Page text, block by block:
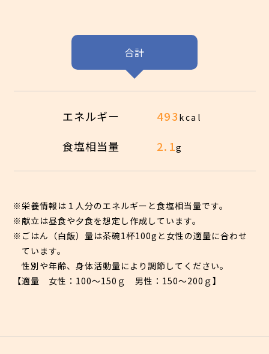
合計
エネルギー 493 kcal
食塩相当量 2.1g
※栄養情報は１人分のエネルギーと食塩相当量です。
※献立は昼食や夕食を想定し作成しています。
※ごはん（白飯）量は茶碗1杯100gと女性の適量に合わせ
ています。
性別や年齢、身体活動量により調節してください。
【適量 女性：100〜150ｇ 男性：150〜200ｇ】